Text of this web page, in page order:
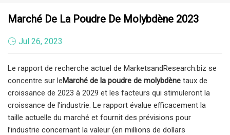
Marché De La Poudre De Molybdène 2023
Jul 26, 2023
Le rapport de recherche actuel de MarketsandResearch.biz se
concentre sur leMarché de la poudre de molybdène taux de
croissance de 2023 à 2029 et les facteurs qui stimuleront la
croissance de l’industrie. Le rapport évalue efficacement la
taille actuelle du marché et fournit des prévisions pour
l’industrie concernant la valeur (en millions de dollars